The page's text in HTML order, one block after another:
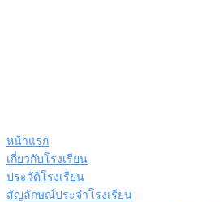
หน้าแรก
เกี่ยวกับโรงเรียน
ประวัติโรงเรียน
สัญลักษณ์ประจำโรงเรียน